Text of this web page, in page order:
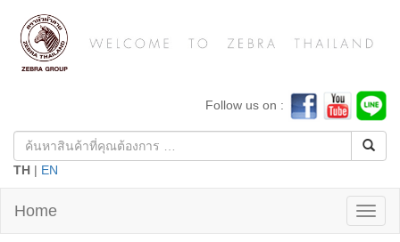
Follow us on :
TH | EN
Home